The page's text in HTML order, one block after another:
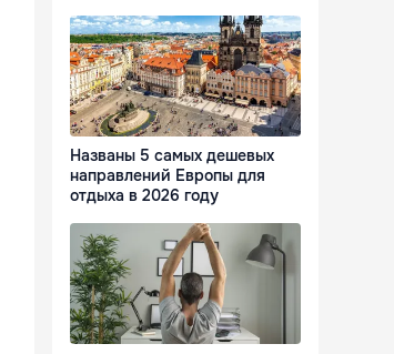
Названы 5 самых дешевых
направлений Европы для
отдыха в 2026 году